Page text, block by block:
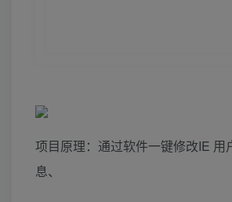
项目原理：通过软件一键修改IE
息、